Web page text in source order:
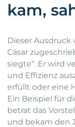
kam,
Dieser Ausdruck
Cäsar
siegte“. Er wird
und Effizienz
erfüllt oder eine
Ein Beispiel für
betrat das
und bekam den